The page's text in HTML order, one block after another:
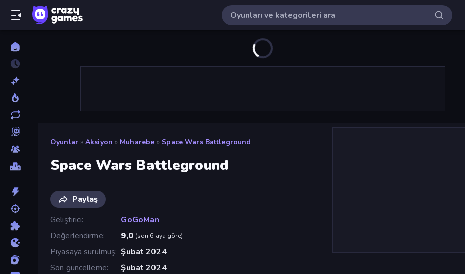
Oyunlar » Aksiyon » Muharebe » Space Wars Battleground
Space Wars Battleground
Paylaş
Geliştirici
GoGoMan
Değerlendirme
9,0 (son 6 aya göre)
Piyasaya sürülmüş Şubat 2024
Son güncelleme
Şubat 2024